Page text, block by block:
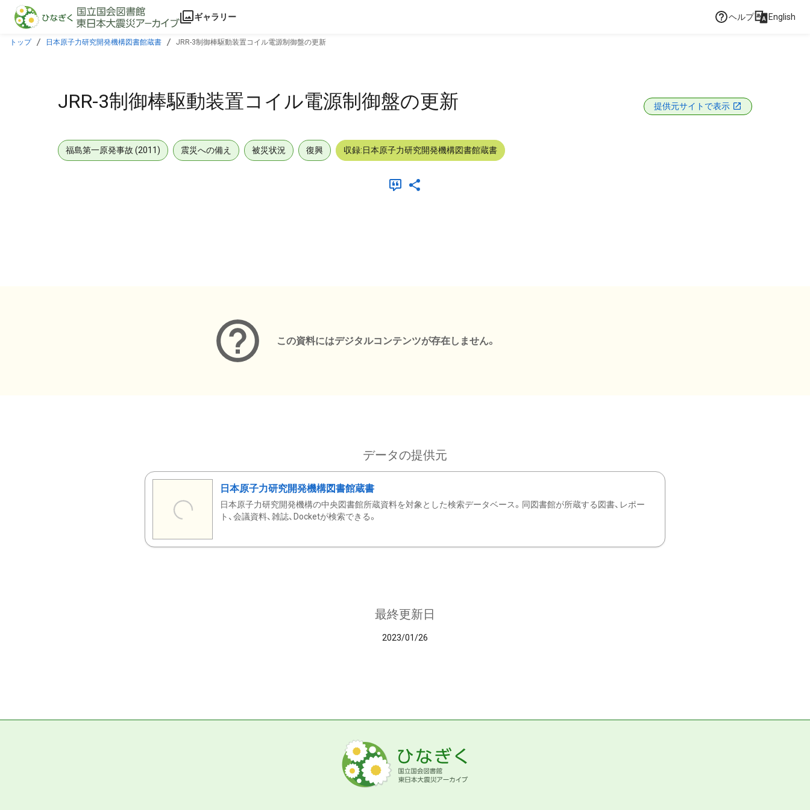
本文に飛ぶ
ギャラリー ヘルプ English
トップ 日本原子力研究開発機構図書館蔵書 JRR-3制御棒駆動装置コイル電源制御盤の更新
JRR-3制御棒駆動装置コイル電源制御盤の更新 提供元サイトで表示
福島第一原発事故 (2011) 震災への備え 被災状況 復興 収録:日本原子力研究開発機構図書館蔵書
この資料にはデジタルコンテンツが存在しません。
データの提供元
日本原子力研究開発機構図書館蔵書
日本原子力研究開発機構の中央図書館所蔵資料を対象とした検索データベース。同図書館が所蔵する図書、レポー
ト、会議資料、雑誌、Docketが検索できる。
最終更新日
2023/01/26